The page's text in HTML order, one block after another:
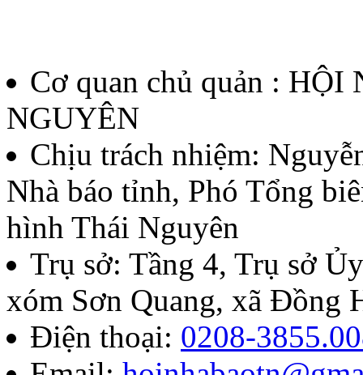
thưởng Báo chí Huỳnh
thứ II - năm 2026
Lượt xem:136 | lượt tải:60
07/QĐ-BTC
Quyết định về việc thành
báo chí Huỳnh Thúc
năm 2026
Cơ quan chủ quản :
NGUYÊN
Chịu trách nhiệm:
Nhà báo tỉnh, Phó Tổng
hình Thái Nguyên
Trụ sở: Tầng 4, Trụ sở
xóm Sơn Quang, xã Đồng
Điện thoại: 0208-